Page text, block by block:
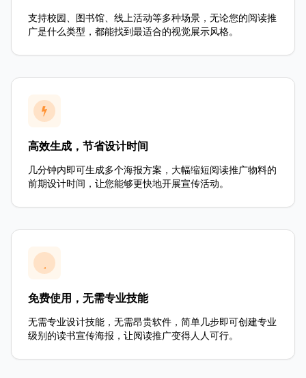
支持校园、图书馆、线上活动等多种场景，无论您的阅读推
广是什么类型，都能找到最适合的视觉展示风格。
高效生成，节省设计时间
几分钟内即可生成多个海报方案，大幅缩短阅读推广物料的
前期设计时间，让您能够更快地开展宣传活动。
免费使用，无需专业技能
无需专业设计技能，无需昂贵软件，简单几步即可创建专业
级别的读书宣传海报，让阅读推广变得人人可行。